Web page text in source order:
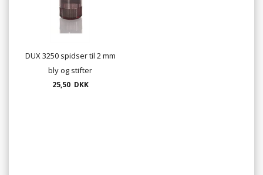
DUX 3250 spidser til 2 mm
bly og stifter
25,50 DKK